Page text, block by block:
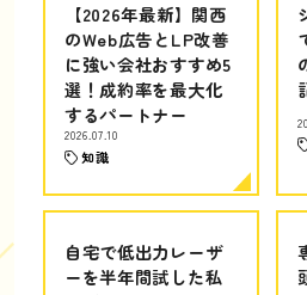
【2026年最新】関西
のWeb広告とLP改善
に強い会社おすすめ5
選！成約率を最大化
するパートナー
2026.07.10
知識
自宅で低出力レーザ
ーを半年間試した私